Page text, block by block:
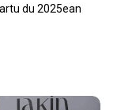
du 2025ean